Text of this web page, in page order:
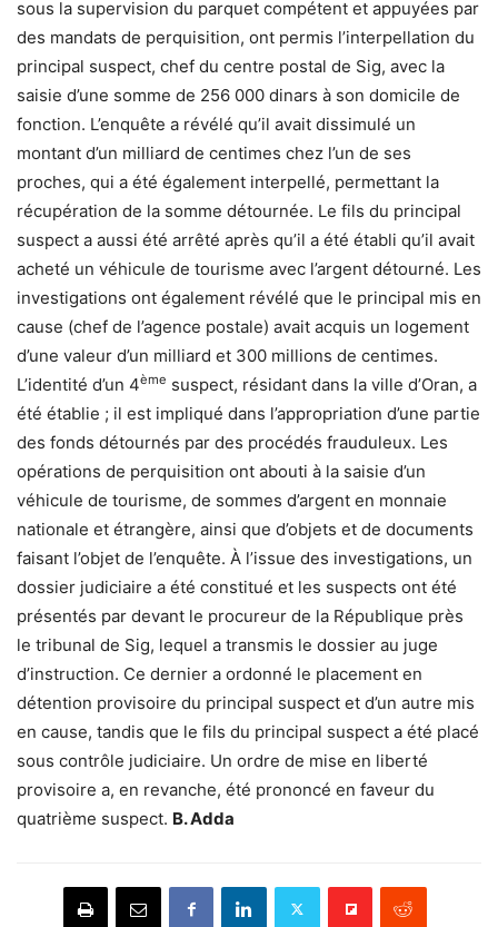
sous la supervision du parquet compétent et appuyées par
des mandats de perquisition, ont permis l’interpellation du
principal suspect, chef du centre postal de Sig, avec la
saisie d’une somme de 256 000 dinars à son domicile de
fonction. L’enquête a révélé qu’il avait dissimulé un
montant d’un milliard de centimes chez l’un de ses
proches, qui a été également interpellé, permettant la
récupération de la somme détournée. Le fils du principal
suspect a aussi été arrêté après qu’il a été établi qu’il avait
acheté un véhicule de tourisme avec l’argent détourné. Les
investigations ont également révélé que le principal mis en
cause (chef de l’agence postale) avait acquis un logement
d’une valeur d’un milliard et 300 millions de centimes.
L’identité d’un 4ème suspect, résidant dans la ville d’Oran, a
été établie ; il est impliqué dans l’appropriation d’une partie
des fonds détournés par des procédés frauduleux. Les
opérations de perquisition ont abouti à la saisie d’un
véhicule de tourisme, de sommes d’argent en monnaie
nationale et étrangère, ainsi que d’objets et de documents
faisant l’objet de l’enquête. À l’issue des investigations, un
dossier judiciaire a été constitué et les suspects ont été
présentés par devant le procureur de la République près
le tribunal de Sig, lequel a transmis le dossier au juge
d’instruction. Ce dernier a ordonné le placement en
détention provisoire du principal suspect et d’un autre mis
en cause, tandis que le fils du principal suspect a été placé
sous contrôle judiciaire. Un ordre de mise en liberté
provisoire a, en revanche, été prononcé en faveur du
quatrième suspect. B. Adda